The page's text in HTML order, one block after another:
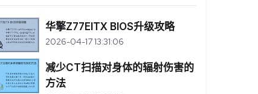
华擎Z77EITX BIOS升级攻略
2026-04-17 13:31:06
减少CT扫描对身体的辐射伤害的
方法